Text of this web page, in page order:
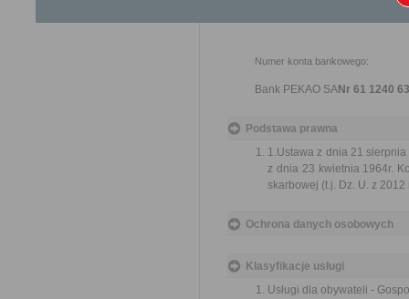
O terminie podpisania umowy
Numer konta bankowego:
Bank PEKAO SANr 61 1240
Podstawa prawna
1.Ustawa z dnia 21
z dnia 23 kwietnia 1964r.
skarbowej (t.j. Dz. U. z
Ochrona danych osobowych
Klasyfikacje usługi
Usługi dla obywateli -